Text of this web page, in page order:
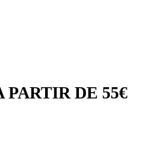
PARTIR DE 55€